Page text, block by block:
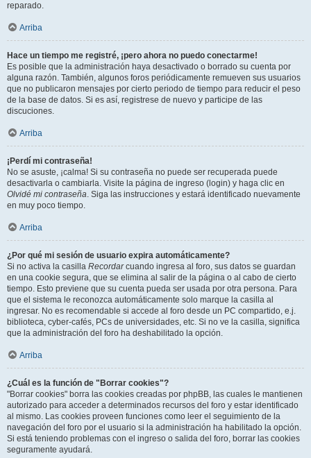
reparado.
Arriba
Hace un tiempo me registré, ¡pero ahora no puedo conectarme!
Es posible que la administración haya desactivado o borrado su cuenta por
alguna razón. También, algunos foros periódicamente remueven sus usuarios
que no publicaron mensajes por cierto periodo de tiempo para reducir el peso
de la base de datos. Si es así, registrese de nuevo y participe de las
discuciones.
Arriba
¡Perdí mi contraseña!
No se asuste, ¡calma! Si su contraseña no puede ser recuperada puede
desactivarla o cambiarla. Visite la página de ingreso (login) y haga clic en
Olvidé mi contraseña. Siga las instrucciones y estará identificado nuevamente
en muy poco tiempo.
Arriba
¿Por qué mi sesión de usuario expira automáticamente?
Si no activa la casilla Recordarcuando ingresa al foro, sus datos se guardan
en una cookie segura, que se elimina al salir de la página o al cabo de cierto
tiempo. Esto previene que su cuenta pueda ser usada por otra persona. Para
que el sistema le reconozca automáticamente solo marque la casilla al
ingresar. No es recomendable si accede al foro desde un PC compartido, e.j.
biblioteca, cyber-cafés, PCs de universidades, etc. Si no ve la casilla, significa
que la administración del foro ha deshabilitado la opción.
Arriba
¿Cuál es la función de "Borrar cookies"?
"Borrar cookies" borra las cookies creadas por phpBB, las cuales le mantienen
autorizado para acceder a determinados recursos del foro y estar identificado
al mismo. Las cookies proveen funciones como leer el seguimiento de la
navegación del foro por el usuario si la administración ha habilitado la opción.
Si está teniendo problemas con el ingreso o salida del foro, borrar las cookies
seguramente ayudará.